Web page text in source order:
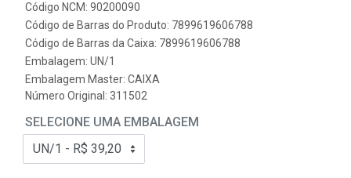
Código NCM: 90200090
Código de Barras do Produto: 7899619606788
Código de Barras da Caixa: 7899619606788
Embalagem: UN/1
Embalagem Master: CAIXA
Número Original: 311502
SELECIONE UMA EMBALAGEM